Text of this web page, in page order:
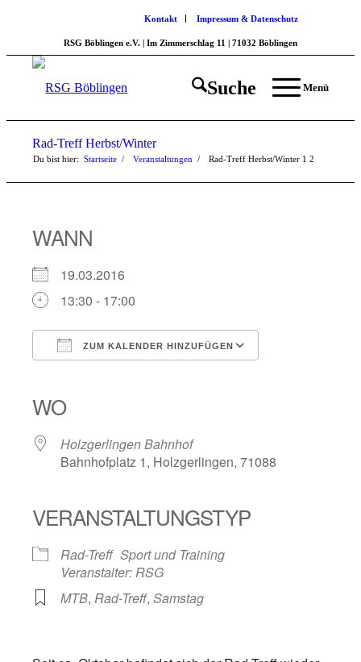
Kontakt Impressum & Datenschutz
RSG Böblingen e.V. | Im Zimmerschlag 11 | 71032 Böblingen
Suche Menü
Rad-Treff Herbst/Winter
Du bist hier: Startseite 1
/ Veranstaltungen 2
/ Rad-Treff Herbst/Winter
WANN
19.03.2016
13:30 - 17:00
ZUM KALENDER HINZUFÜGEN
WO
Holzgerlingen Bahnhof
Bahnhofplatz 1, Holzgerlingen, 71088
VERANSTALTUNGSTYP
Rad-Treff Sport und Training
Veranstalter: RSG
MTB,Rad-Treff,Samstag